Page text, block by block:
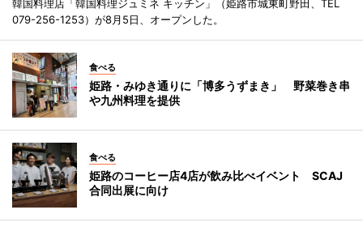
韓国料理店「韓国料理ジュミネ キッチン」（姫路市城東町野田、TEL
079-256-1253）が8月5日、オープンした。
食べる
姫路・みゆき通りに「博多うずまき」 野菜巻き串
や九州料理を提供
食べる
姫路のコーヒー店4店が飲み比べイベント SCAJ
合同出展に向け